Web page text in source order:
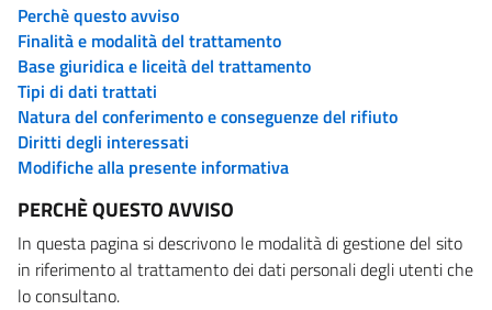
Perchè questo avviso
Finalità e modalità del trattamento
Base giuridica e liceità del trattamento
Tipi di dati trattati
Natura del conferimento e conseguenze del rifiuto
Diritti degli interessati
Modifiche alla presente informativa
PERCHÈ QUESTO AVVISO
In questa pagina si descrivono le modalità di gestione del sito
in riferimento al trattamento dei dati personali degli utenti che
lo consultano.